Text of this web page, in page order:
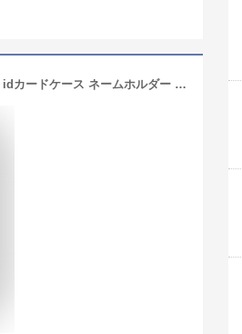
【ポイント5倍・ 両面 クリア窓 】 本革 両面 idカードホルダー 横型 idカードケース ネームホルダー ストラップ 革 レザー 社員証 2枚 クリア 首掛け ネック 軽量 id パス ホルダー 定期入れ 名刺 ブランド おしゃれ メンズ レディース 新社会人